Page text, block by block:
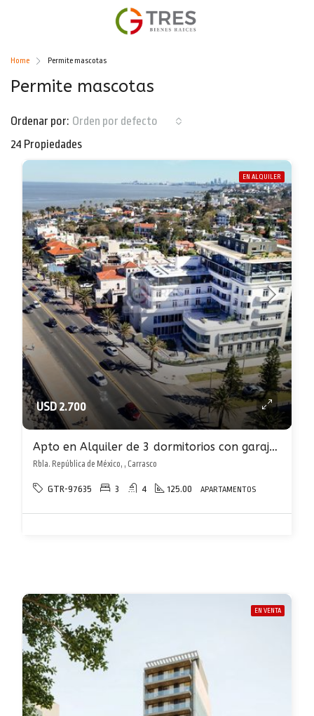
Home Permite mascotas
Permite mascotas
24 Propiedades
Ordenar por: Orden por defecto
EN ALQUILER
USD 2.700
Apto en Alquiler de 3 dormitorios con garaje en Carrasco sobre rambla al frente
Rbla. República de México, , Carrasco
GTR-97635 3 4 125.00 APARTAMENTOS
EN VENTA